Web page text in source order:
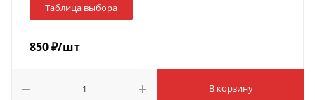
Таблица выбора
850₽/шт
В корзину